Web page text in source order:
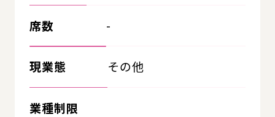
席数 -
現業態 その他
業種制限